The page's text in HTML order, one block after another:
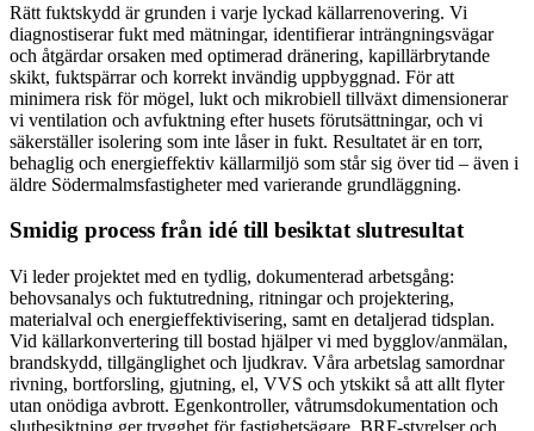
Rätt fuktskydd är grunden i varje lyckad källarrenovering. Vi
diagnostiserar fukt med mätningar, identifierar inträngningsvägar
och åtgärdar orsaken med optimerad dränering, kapillärbrytande
skikt, fuktspärrar och korrekt invändig uppbyggnad. För att
minimera risk för mögel, lukt och mikrobiell tillväxt dimensionerar
vi ventilation och avfuktning efter husets förutsättningar, och vi
säkerställer isolering som inte låser in fukt. Resultatet är en torr,
behaglig och energieffektiv källarmiljö som står sig över tid – även i
äldre Södermalmsfastigheter med varierande grundläggning.
Smidig process från idé till besiktat slutresultat
Vi leder projektet med en tydlig, dokumenterad arbetsgång:
behovsanalys och fuktutredning, ritningar och projektering,
materialval och energieffektivisering, samt en detaljerad tidsplan.
Vid källarkonvertering till bostad hjälper vi med bygglov/anmälan,
brandskydd, tillgänglighet och ljudkrav. Våra arbetslag samordnar
rivning, bortforsling, gjutning, el, VVS och ytskikt så att allt flyter
utan onödiga avbrott. Egenkontroller, våtrumsdokumentation och
slutbesiktning ger trygghet för fastighetsägare, BRF-styrelser och